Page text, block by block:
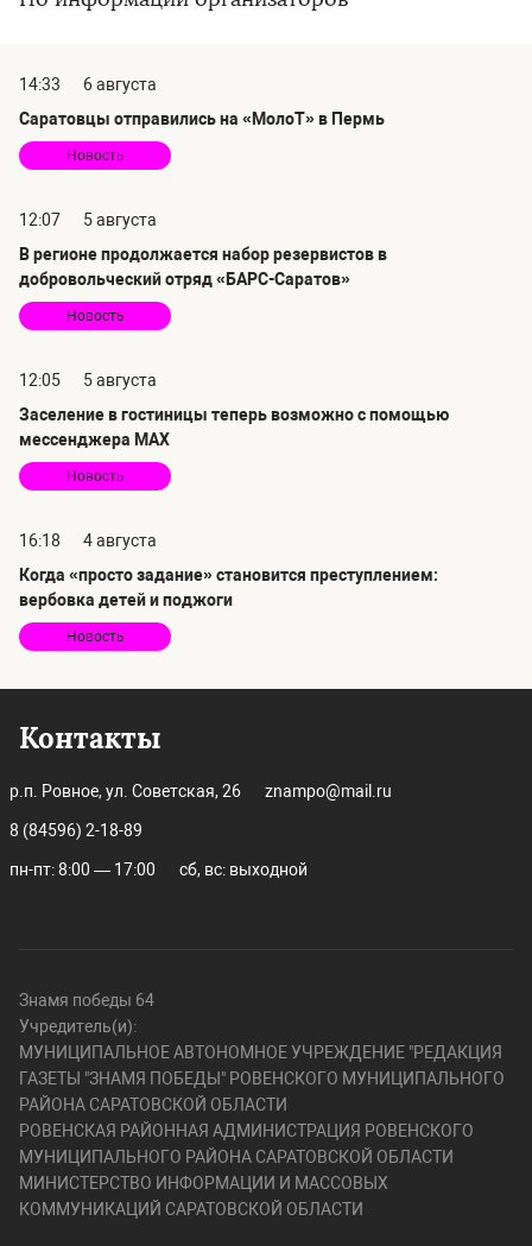
14:33
6 августа
Саратовцы отправились на «МолоТ» в Пермь
Новость
12:07
5 августа
В регионе продолжается набор резервистов в
добровольческий отряд «БАРС-Саратов»
Новость
12:05
5 августа
Заселение в гостиницы теперь возможно с помощью
мессенджера MAX
Новость
16:18
4 августа
Когда «просто задание» становится преступлением:
вербовка детей и поджоги
Новость
Контакты
р.п. Ровное, ул. Советская, 26 znampo@mail.ru
8 (84596) 2-18-89
пн-пт: 8:00 — 17:00 сб, вс: выходной
Знамя победы 64
Учредитель(и):
МУНИЦИПАЛЬНОЕ АВТОНОМНОЕ УЧРЕЖДЕНИЕ "РЕДАКЦИЯ
ГАЗЕТЫ "ЗНАМЯ ПОБЕДЫ" РОВЕНСКОГО МУНИЦИПАЛЬНОГО
РАЙОНА САРАТОВСКОЙ ОБЛАСТИ
РОВЕНСКАЯ РАЙОННАЯ АДМИНИСТРАЦИЯ РОВЕНСКОГО
МУНИЦИПАЛЬНОГО РАЙОНА САРАТОВСКОЙ ОБЛАСТИ
МИНИСТЕРСТВО ИНФОРМАЦИИ И МАССОВЫХ
КОММУНИКАЦИЙ САРАТОВСКОЙ ОБЛАСТИ